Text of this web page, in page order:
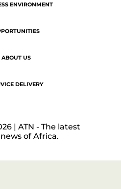
ENVIRONMENT
ABOUT US
DELIVERY
| ATN - The latest
of Africa.